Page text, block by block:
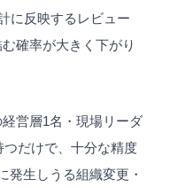
に反映するレビュー
確率が大きく下がり
営層1名・現場リーダ
だけで、十分な精度
発生しうる組織変更・